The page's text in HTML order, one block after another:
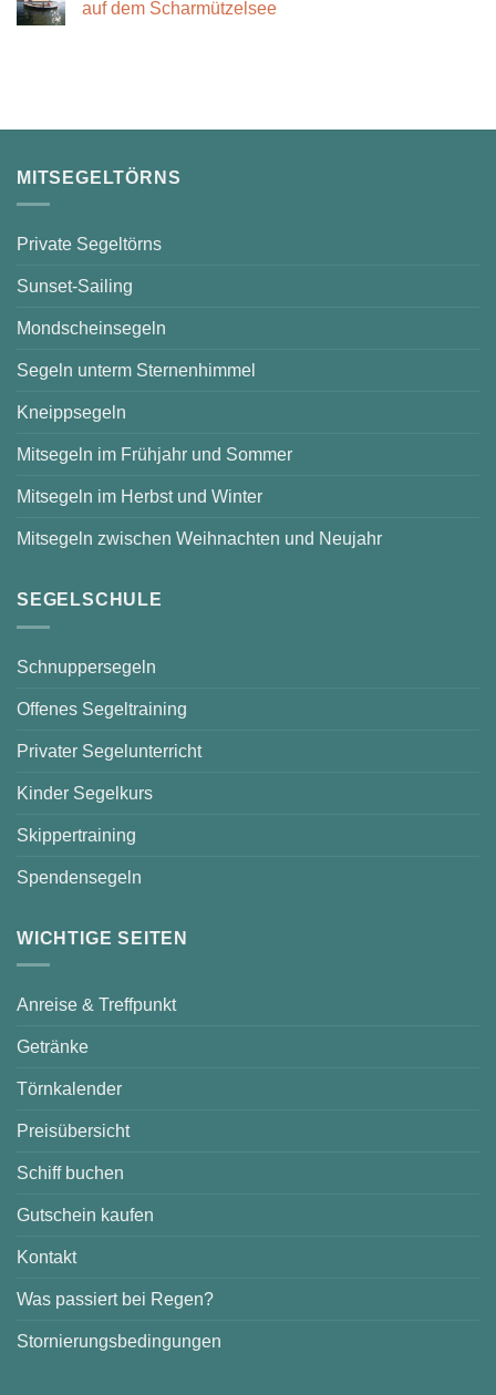
auf dem Scharmützelsee
–
auf
dem
MITSEGELTÖRNS
Private Segeltörns
Sunset-Sailing
Mondscheinsegeln
Segeln unterm Sternenhimmel
Kneippsegeln
Mitsegeln im Frühjahr und Sommer
Mitsegeln im Herbst und Winter
Mitsegeln zwischen Weihnachten und Neujahr
SEGELSCHULE
Schnuppersegeln
Offenes Segeltraining
Privater Segelunterricht
Kinder Segelkurs
Skippertraining
Spendensegeln
WICHTIGE SEITEN
Anreise & Treffpunkt
Getränke
Törnkalender
Preisübersicht
Schiff buchen
Gutschein kaufen
Kontakt
Was passiert bei Regen?
Stornierungsbedingungen